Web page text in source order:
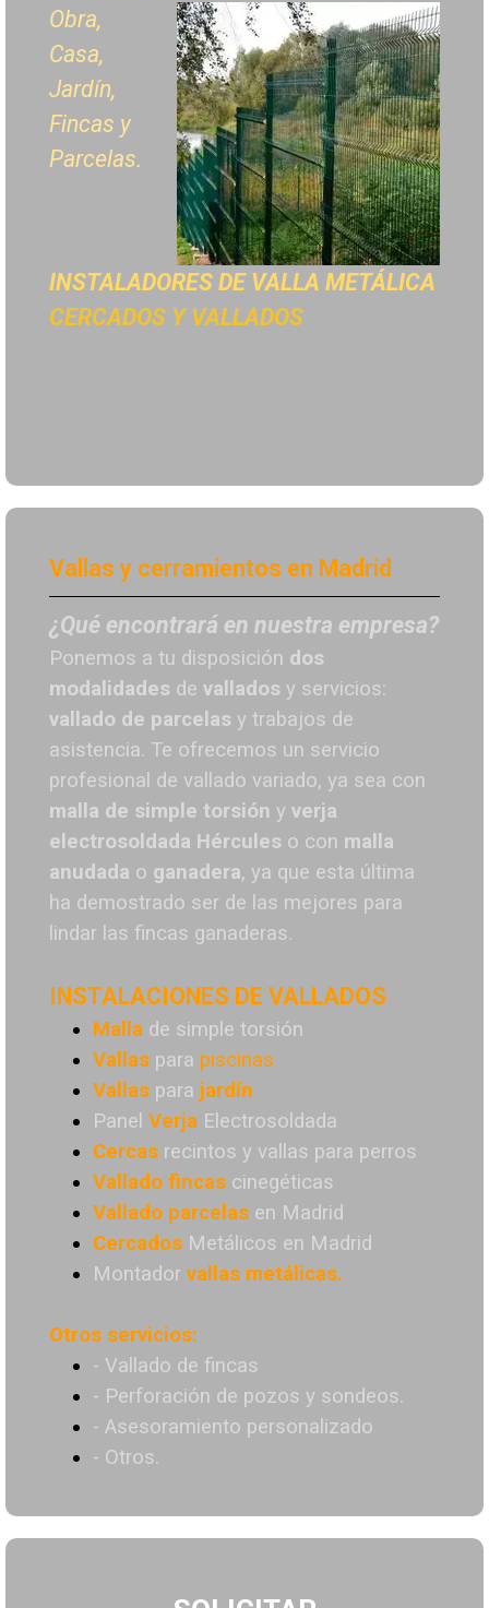
Obra,
Casa,
Jardín,
Fincas y
Parcelas.
INSTALADORES DE VALLA METÁLICA
CERCADOS Y VALLADOS
Vallas y cerramientos en Madrid
¿Qué encontrará en nuestra empresa?
Ponemos a tu disposición dos
modalidades de vallados y servicios:
vallado de parcelas y trabajos de
asistencia. Te ofrecemos un servicio
profesional de vallado variado, ya sea con
malla de simple torsión y verja
electrosoldada Hércules o con malla
anudada o ganadera, ya que esta última
ha demostrado ser de las mejores para
lindar las fincas ganaderas.
INSTALACIONES DE VALLADOS
Malla de simple torsión
Vallas para piscinas
Vallas para jardín
Panel Verja Electrosoldada
Cercas recintos y vallas para perros
Vallado fincas cinegéticas
Vallado parcelas en Madrid
Cercados Metálicos en Madrid
Montador vallas metálicas.
Otros servicios:
- Vallado de fincas
- Perforación de pozos y sondeos.
- Asesoramiento personalizado
- Otros.